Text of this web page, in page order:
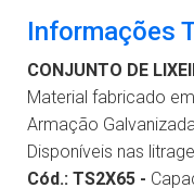
Informações
CONJUNTO DE
Material fabricado
Armação Galvanizada.
Disponíveis nas
Cód.: TS2X65 -